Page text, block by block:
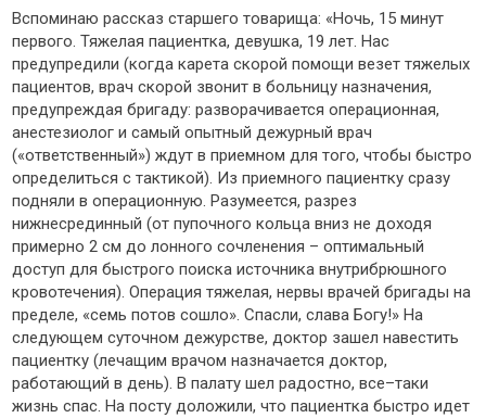
Вспоминаю рассказ старшего товарища: «Ночь, 15 минут
первого. Тяжелая пациентка, девушка, 19 лет. Нас
предупредили (когда карета скорой помощи везет тяжелых
пациентов, врач скорой звонит в больницу назначения,
предупреждая бригаду: разворачивается операционная,
анестезиолог и самый опытный дежурный врач
(«ответственный») ждут в приемном для того, чтобы быстро
определиться с тактикой). Из приемного пациентку сразу
подняли в операционную. Разумеется, разрез
нижнесрединный (от пупочного кольца вниз не доходя
примерно 2 см до лонного сочленения – оптимальный
доступ для быстрого поиска источника внутрибрюшного
кровотечения). Операция тяжелая, нервы врачей бригады на
пределе, «семь потов сошло». Спасли, слава Богу!» На
следующем суточном дежурстве, доктор зашел навестить
пациентку (лечащим врачом назначается доктор,
работающий в день). В палату шел радостно, все–таки
жизнь спас. На посту доложили, что пациентка быстро идет